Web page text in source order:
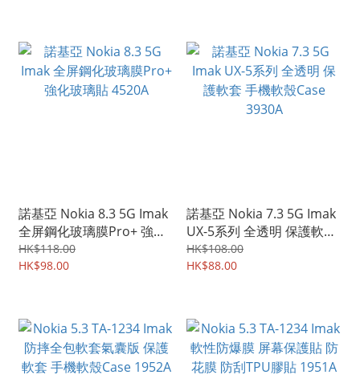
諾基亞 Nokia 8.3 5G Imak
全屏鋼化玻璃膜Pro+ 強化
玻璃貼 4520A
HK$118.00
HK$98.00
諾基亞 Nokia 7.3 5G Imak
UX-5系列 全透明 保護軟套
手機軟殼Case 3930A
HK$108.00
HK$88.00